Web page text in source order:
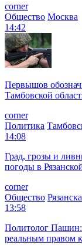
corner
Общество Москва
14:42
Первышов
Тамбовской
corner
Политика
14:08
Град, грозы и
погоды в
corner
Общество
13:58
Политолог Пашин:
реальным правом